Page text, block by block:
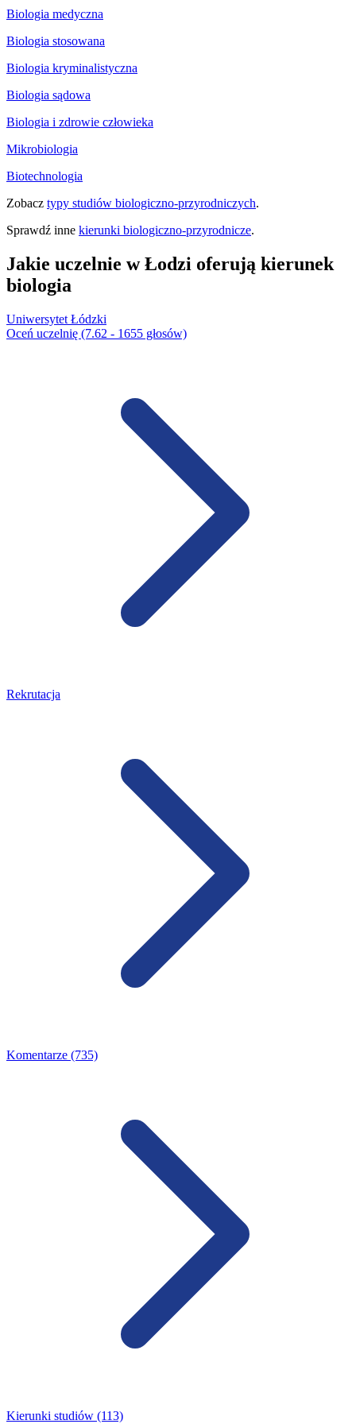
Biologia medyczna
Biologia stosowana
Biologia kryminalistyczna
Biologia sądowa
Biologia i zdrowie człowieka
Mikrobiologia
Biotechnologia
Zobacz typy studiów biologiczno-przyrodniczych.
Sprawdź inne kierunki biologiczno-przyrodnicze.
Jakie uczelnie w Łodzi oferują kierunek
biologia
Uniwersytet Łódzki
Oceń uczelnię (7.62 - 1655 głosów)
Rekrutacja
Komentarze (735)
Kierunki studiów (113)